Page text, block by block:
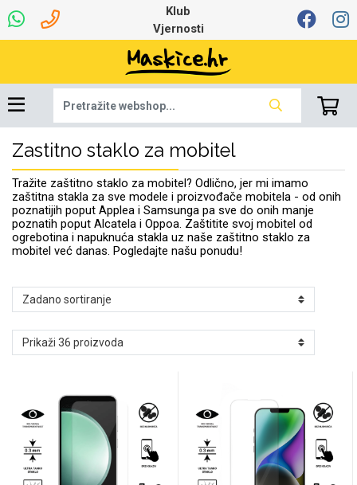
Klub
Vjernosti
Zastitno staklo za mobitel
Tražite zaštitno staklo za mobitel? Odlično, jer mi imamo
zaštitna stakla za sve modele i proizvođače mobitela - od onih
poznatijih poput Applea i Samsunga pa sve do onih manje
poznatih poput Alcatela i Oppoa. Zaštitite svoj mobitel od
ogrebotina i napuknuća stakla uz naše zaštitno staklo za
mobitel već danas. Pogledajte našu ponudu!
Dinamo maskice za
mobitel
Robotski usisavači Stolne lampe
Najprodavanije -
TOP 100
Šarene maskice
Ljetna kolekcija Proljetna kolekcija
Babe Šaljivi motivi
Huawei Samsung
Univerzalna oprema
za tablet
7.0 - 8.0 inča 8.0 - 9.0 inča
Oprema za Lenovo
Apple Samsung
Huawei Sony
Igračke i ostalo
Selfie Stick Držači za auto
Držači za romobil Držači za ruku
Punjači Bežični punjači
USB kablovi HDMI kabel
Mikrofoni Bluetooth slušalice
FM Transmitteri HI-FI linije
Pametni Satovi
Memorije i
memorijske kartice
Oprema za Smart
Watch
Auto Kamere
Podloga za miš Tipkovnice i miševi
mikrofoni
Punjači za laptope
Ruksaci i torbice Razno